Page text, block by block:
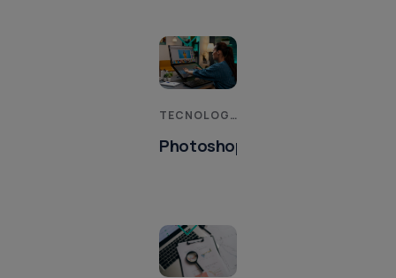
TECNOLOGIAS DA INFORMAÇÃO E COMUNICAÇÃO
Photoshop